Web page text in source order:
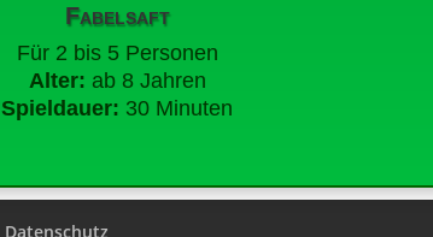
Fabelsaft
Für 2 bis 5 Personen
Alter: ab 8 Jahren
Spieldauer: 30 Minuten
Datenschutz